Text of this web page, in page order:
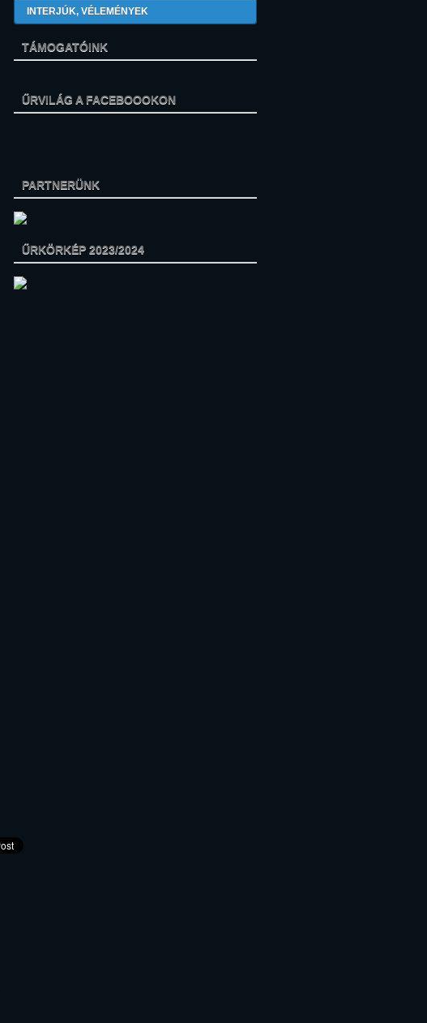
INTERJÚK, VÉLEMÉNYEK
TÁMOGATÓINK
ŰRVILÁG A FACEBOOOKON
PARTNERÜNK
ŰRKÖRKÉP 2023/2024